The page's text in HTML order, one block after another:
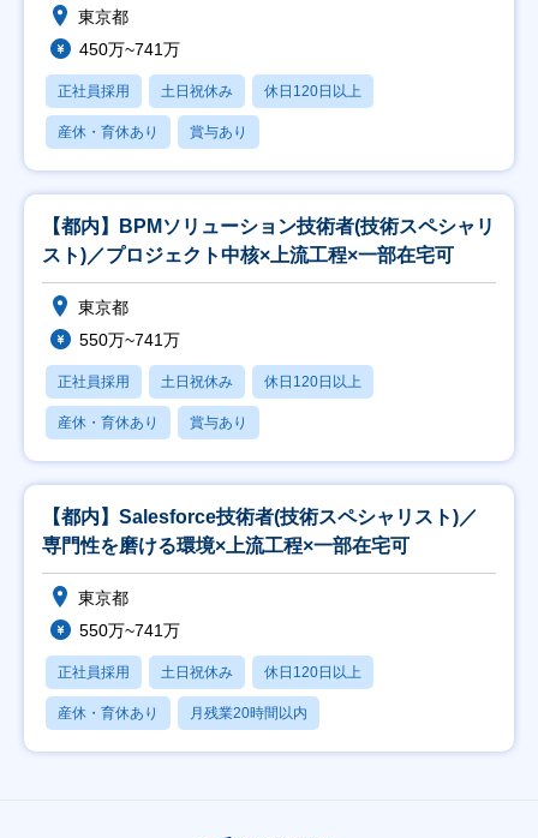
東京都
450万~741万
正社員採用 土日祝休み 休日120日以上
産休・育休あり 賞与あり
【都内】BPMソリューション技術者(技術スペシャリ
スト)／プロジェクト中核×上流工程×一部在宅可
東京都
550万~741万
正社員採用 土日祝休み 休日120日以上
産休・育休あり 賞与あり
【都内】Salesforce技術者(技術スペシャリスト)／
専門性を磨ける環境×上流工程×一部在宅可
東京都
550万~741万
正社員採用 土日祝休み 休日120日以上
産休・育休あり 月残業20時間以内